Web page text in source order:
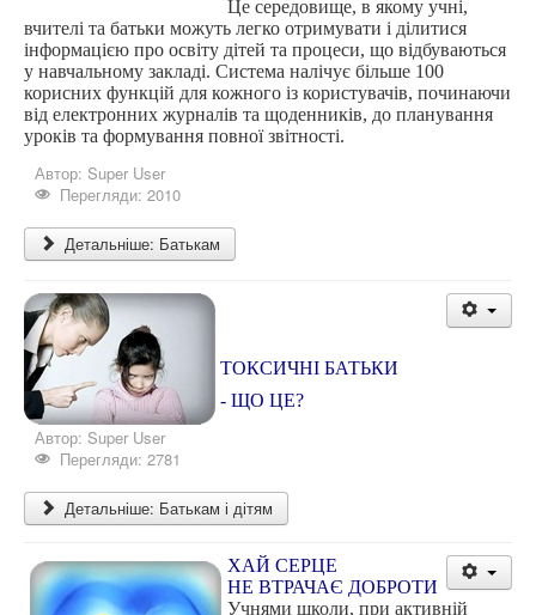
Виховна
Дистанційна освіта
Психологічна служба
Батькам
Учням
Наші випускники
Історична довідка
Це середовище, в якому учні,
вчителі та батьки можуть легко отримувати і ділитися
інформацією про освіту дітей та процеси, що відбуваються
у навчальному закладі. Система налічує більше 100
корисних функцій для кожного із користувачів, починаючи
від електронних журналів та щоденників, до планування
уроків та формування повної звітності.
Автор: Super User
Перегляди: 2010
Детальніше: Батькам
ТОКСИЧНІ БАТЬКИ
- ЩО ЦЕ?
Автор: Super User
Перегляди: 2781
Детальніше: Батькам і дітям
ХАЙ СЕРЦЕ
НЕ ВТРАЧАЄ ДОБРОТИ
Учнями школи, при активній